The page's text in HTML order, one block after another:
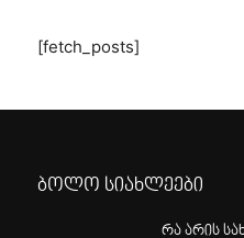
[fetch_posts]
ბოლო სიახლეები
რა არის